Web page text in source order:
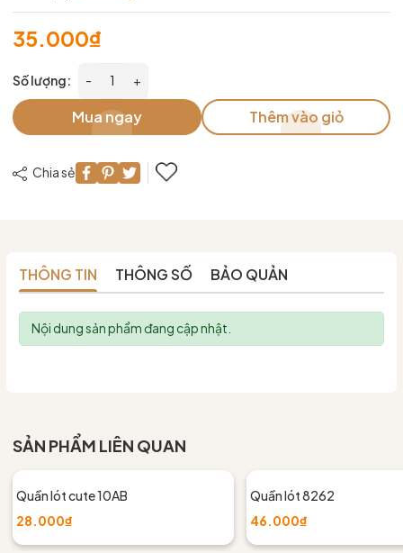
35.000₫
Số lượng: - +
Mua ngay Thêm vào giỏ
Chia sẻ
THÔNG TIN THÔNG SỐ BẢO QUẢN
Nội dung sản phẩm đang cập nhật.
SẢN PHẨM LIÊN QUAN
Quần lót cute 10AB
28.000₫
Quần lót 8262
46.000₫